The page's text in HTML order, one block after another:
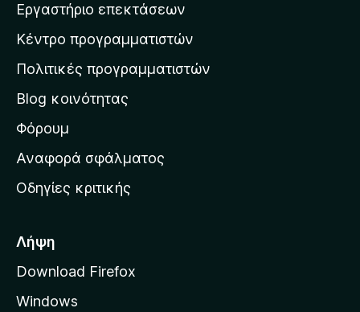
σ
τ
η
α
ρ
χ
κ
σ
λ
ί
Εργαστήριο επεκτάσεων
Κέντρο προγραμματιστών
Πολιτικές προγραμματιστών
Blog κοινότητας
Φόρουμ
Αναφορά σφάλματος
Οδηγίες κριτικής
Λήψη
Download Firefox
Windows